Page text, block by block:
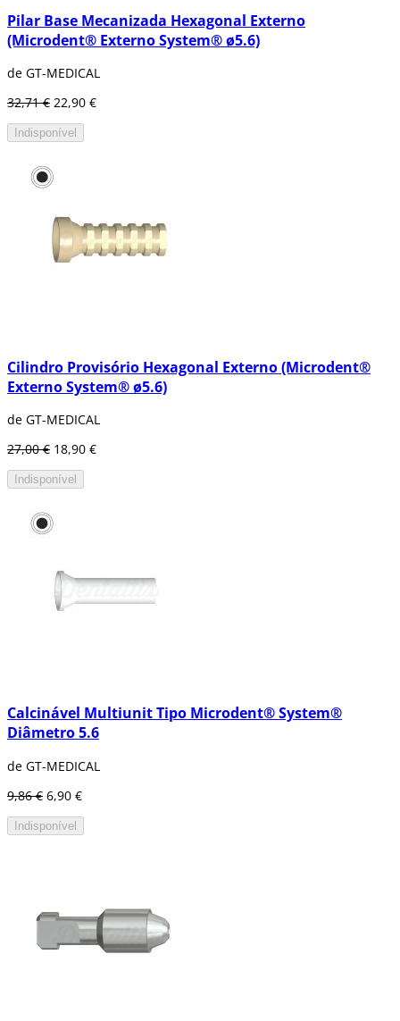
Pilar Base Mecanizada Hexagonal Externo
(Microdent® Externo System® ø5.6)
de GT-MEDICAL
32,71 € 22,90 €
Indisponível
Cilindro Provisório Hexagonal Externo (Microdent®
Externo System® ø5.6)
de GT-MEDICAL
27,00 € 18,90 €
Indisponível
Calcinável Multiunit Tipo Microdent® System®
Diâmetro 5.6
de GT-MEDICAL
9,86 € 6,90 €
Indisponível